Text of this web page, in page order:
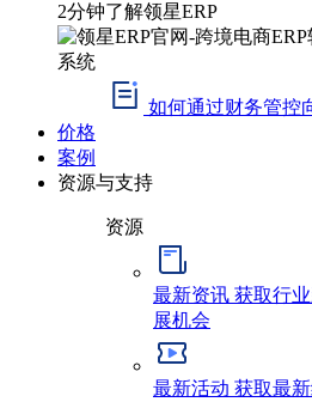
2分钟了解领星ERP
如何通过财务管控
价格
案例
资源与支持
资源
最新资讯 获取行
展机会
最新活动 获取最